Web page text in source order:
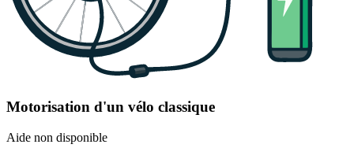
Motorisation d'un vélo classique
Aide non disponible